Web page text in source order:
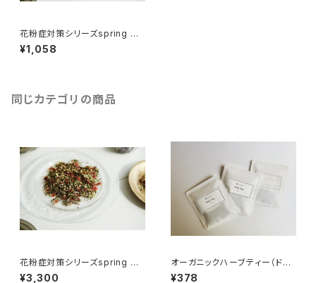
花粉症対策シリーズspring ハ
ーブティ―7パック
¥1,058
同じカテゴリの商品
花粉症対策シリーズspring ハ
ーブティ―25パック
¥3,300
オーガニックハーブティー（ドリ
ップ式 1パック入り）
¥378